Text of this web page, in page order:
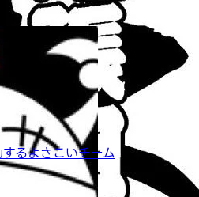
るよさこいチーム